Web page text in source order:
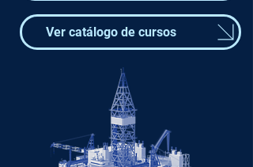
Ver catálogo de cursos